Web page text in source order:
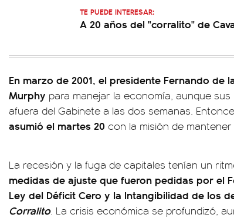
TE PUEDE INTERESAR:
A 20 años del "corralito" de
En marzo de 2001, el presidente Fernando de
Murphy para manejar la economía, aunque
afuera del Gabinete a las dos semanas.
asumió el martes 20 con la misión de
La recesión y la fuga de capitales tenían un
medidas de ajuste que fueron pedidas por el
Ley del Déficit Cero y la Intangibilidad de los
Corralito. La crisis económica se profundizó,